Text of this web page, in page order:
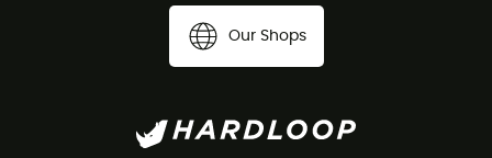
Our Shops